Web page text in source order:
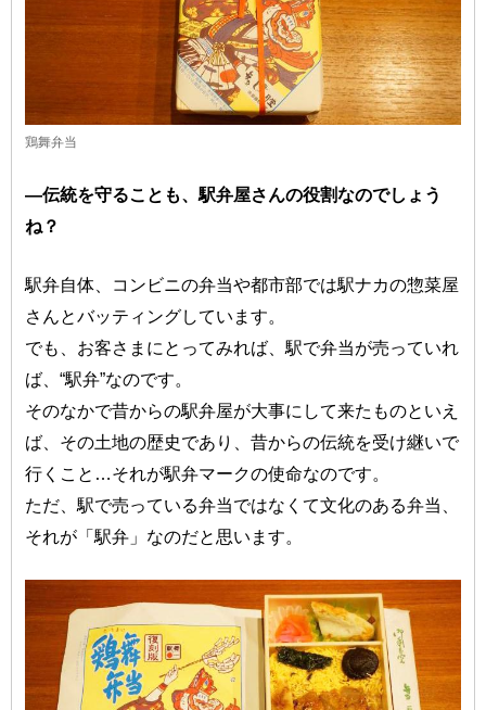
鶏舞弁当
―伝統を守ることも、駅弁屋さんの役割なのでしょう
ね？
駅弁自体、コンビニの弁当や都市部では駅ナカの惣菜屋
さんとバッティングしています。
でも、お客さまにとってみれば、駅で弁当が売っていれ
ば、“駅弁”なのです。
そのなかで昔からの駅弁屋が大事にして来たものといえ
ば、その土地の歴史であり、昔からの伝統を受け継いで
行くこと…それが駅弁マークの使命なのです。
ただ、駅で売っている弁当ではなくて文化のある弁当、
それが「駅弁」なのだと思います。